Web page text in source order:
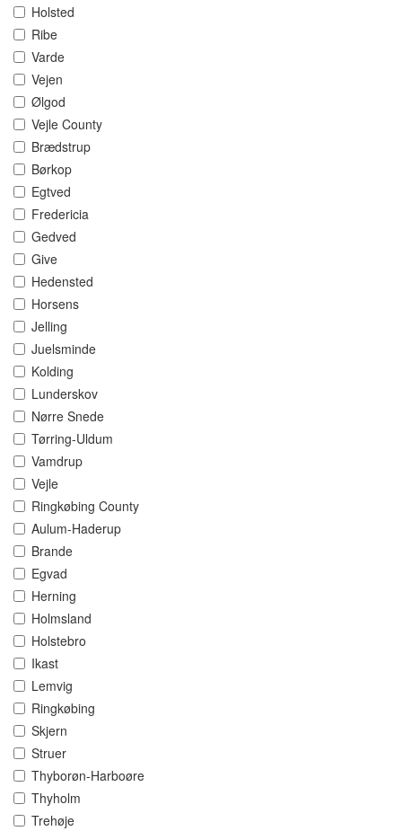
Holsted
Ribe
Varde
Vejen
Ølgod
Vejle County
Brædstrup
Børkop
Egtved
Fredericia
Gedved
Give
Hedensted
Horsens
Jelling
Juelsminde
Kolding
Lunderskov
Nørre Snede
Tørring-Uldum
Vamdrup
Vejle
Ringkøbing County
Aulum-Haderup
Brande
Egvad
Herning
Holmsland
Holstebro
Ikast
Lemvig
Ringkøbing
Skjern
Struer
Thyborøn-Harboøre
Thyholm
Trehøje